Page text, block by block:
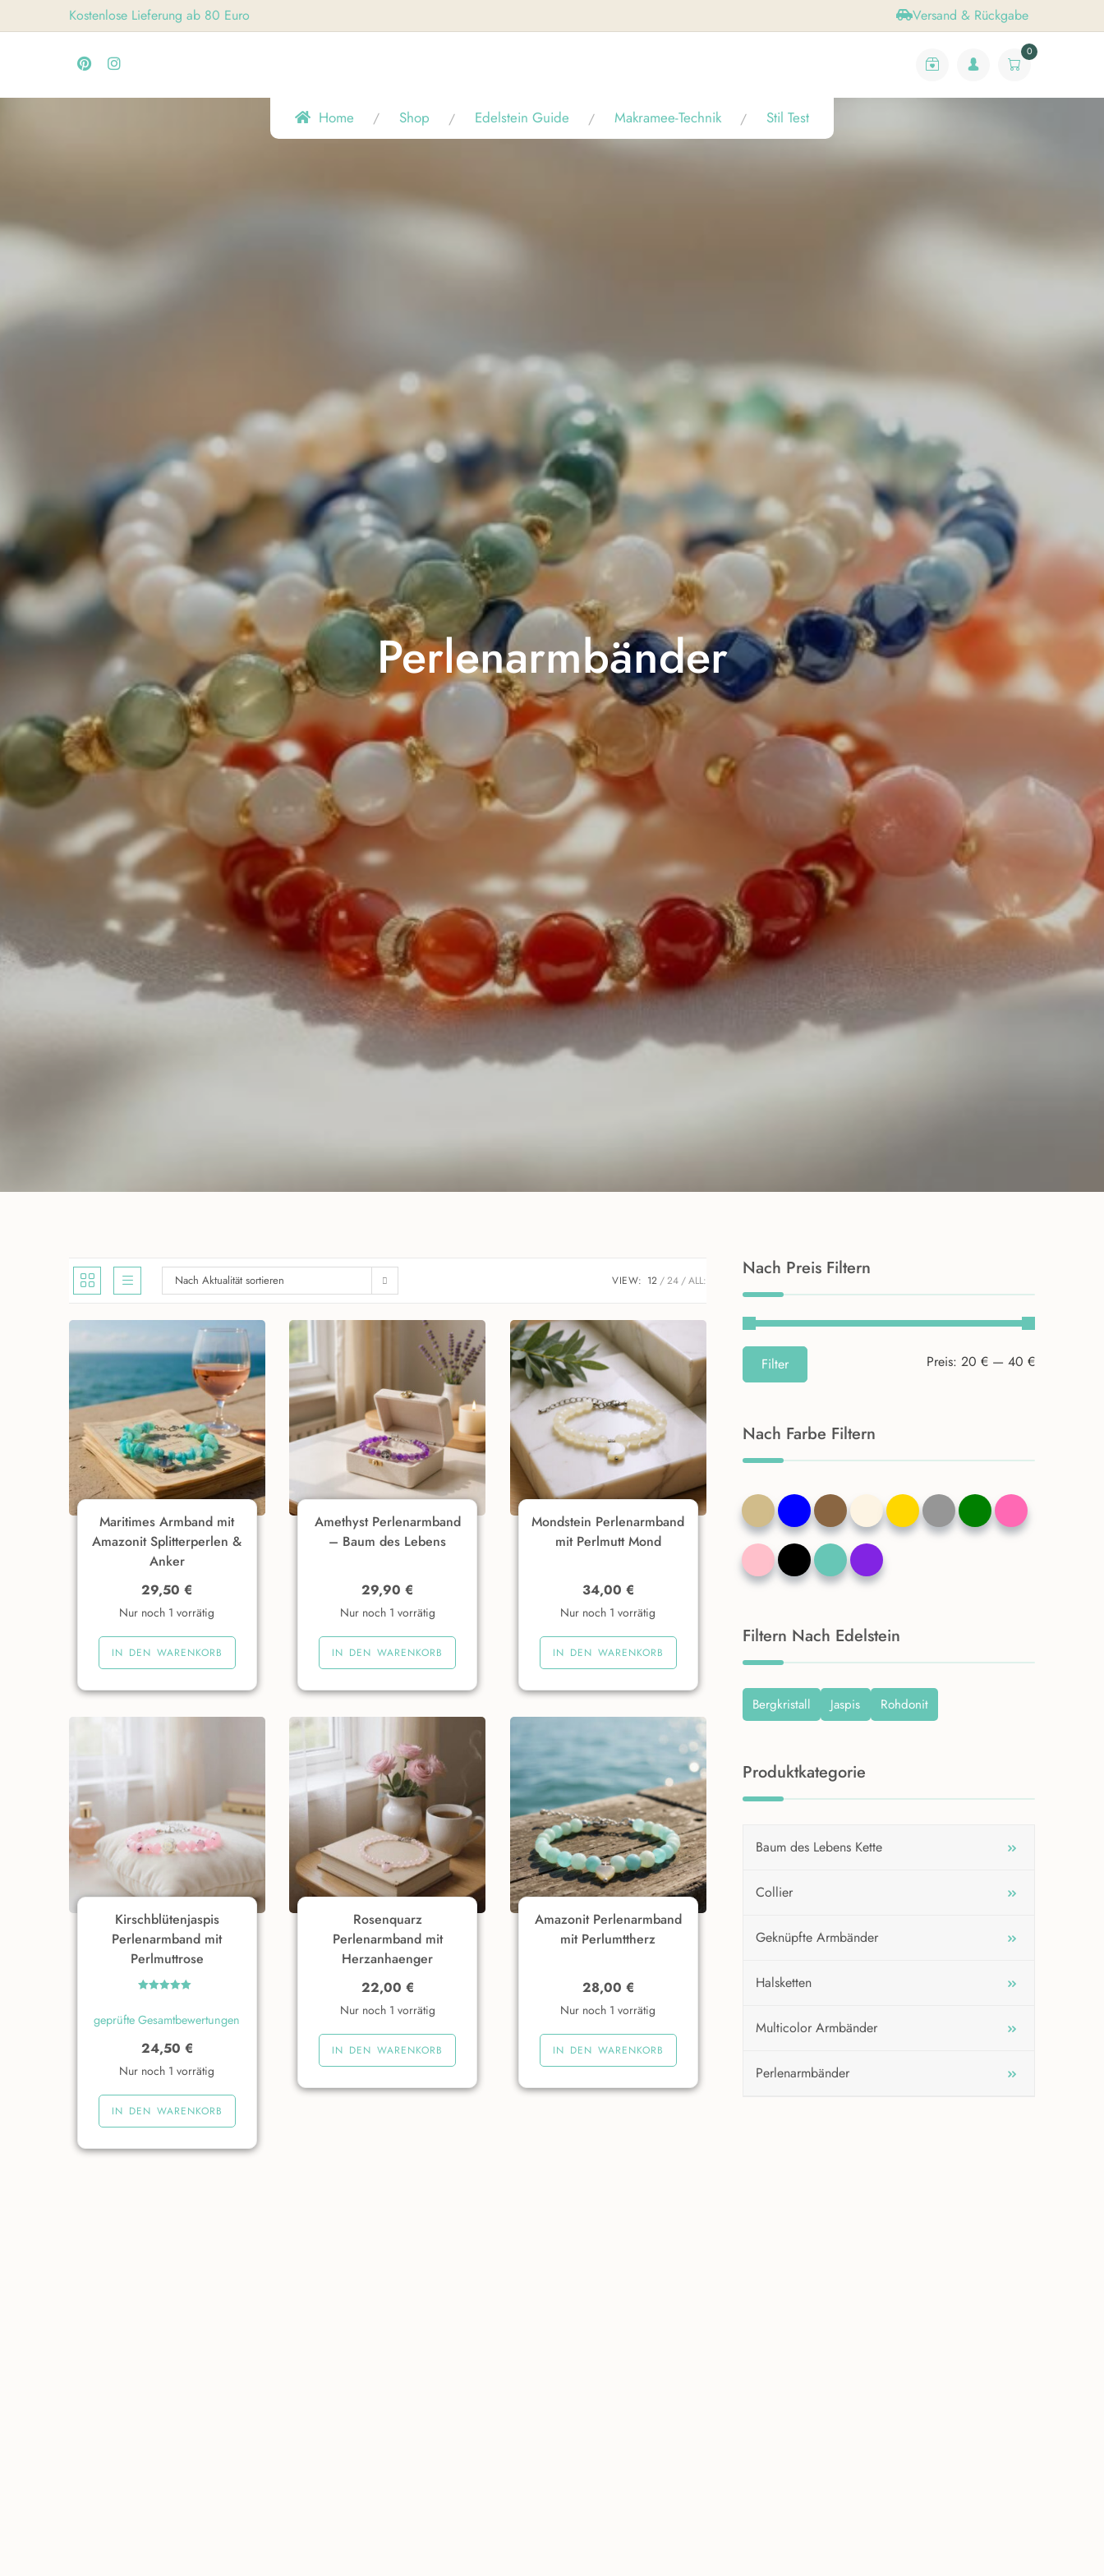
to
Kostenlose Lieferung ab 80 Euro Versand & Rückgabe
0
Home Shop Edelstein Guide Makramee-Technik Stil Test
Perlenarmbänder
Nach Aktualität sortieren VIEW: 12 24 ALL:
Maritimes Armband mit
Amazonit Splitterperlen &
Anker
29,50€
Nur noch 1 vorrätig
IN DEN WARENKORB
Amethyst Perlenarmband
– Baum des Lebens
29,90€
Nur noch 1 vorrätig
IN DEN WARENKORB
Mondstein Perlenarmband
mit Perlmutt Mond
34,00 €
Nur noch 1 vorrätig
IN DEN WARENKORB
Kirschblütenjaspis
Perlenarmband mit
Perlmuttrose
mit5.00
von 5
geprüfte Gesamtbewertungen
24,50 €
Nur noch 1 vorrätig
IN DEN WARENKORB
Rosenquarz
Perlenarmband mit
Herzanhaenger
22,00 €
Nur noch 1 vorrätig
IN DEN WARENKORB
Amazonit Perlenarmband
mit Perlumttherz
28,00 €
Nur noch 1 vorrätig
IN DEN WARENKORB
Nach Preis Filtern
Min.
Max.
Filter Preis: 20 € — 40 €
Nach Farbe Filtern
Filtern Nach Edelstein
Bergkristall Jaspis Rohdonit
Produktkategorie
Baum des Lebens Kette
Collier
Geknüpfte Armbänder
Halsketten
Multicolor Armbänder
Perlenarmbänder